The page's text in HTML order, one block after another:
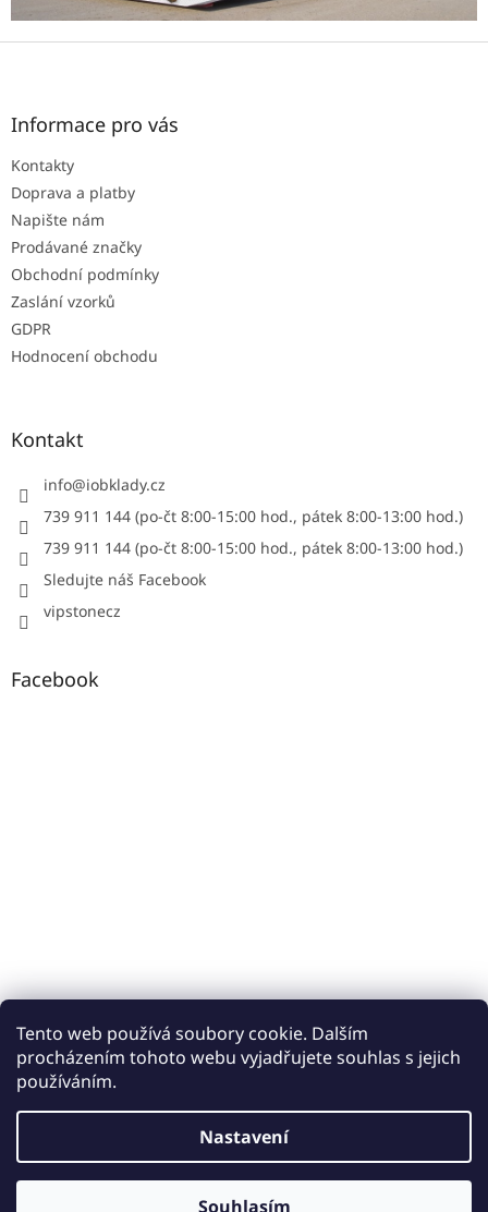
Tento web používá soubory cookie. Dalším
procházením tohoto webu vyjadřujete souhlas s jejich
používáním.
Nastavení
Souhlasím
Z
Informace pro vás
Kontakty
Doprava a platby
Napište nám
Prodávané značky
Obchodní podmínky
Zaslání vzorků
GDPR
Hodnocení obchodu
Kontakt
info@iobklady.cz
739 911 144 (po-čt 8:00-15:00 hod., pátek 8:00-13:00 hod.)
739 911 144 (po-čt 8:00-15:00 hod., pátek 8:00-13:00 hod.)
Sledujte náš Facebook
vipstonecz
Facebook
Copyright 2026Keramické obklady a dlažby iobklady.cz.